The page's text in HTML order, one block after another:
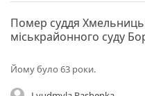
Помер суддя
міськрайонного суду
Йому було 63 роки.